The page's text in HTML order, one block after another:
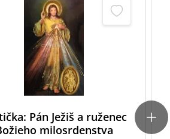
Pán Ježiš a ruženec
milosrdenstva